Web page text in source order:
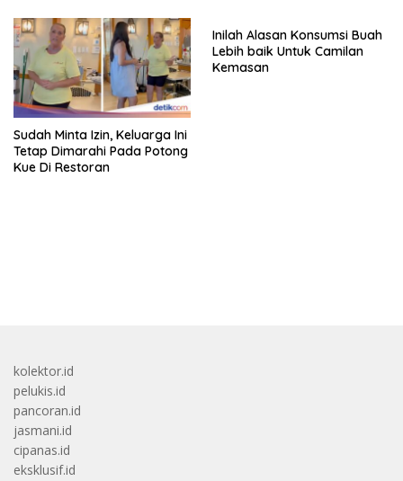
Sudah Minta Izin, Keluarga Ini
Tetap Dimarahi Pada Potong
Kue Di Restoran
cipanas.id
eksklusif.id
inovatif.id
xenia.id
wamena.id
parapat.id